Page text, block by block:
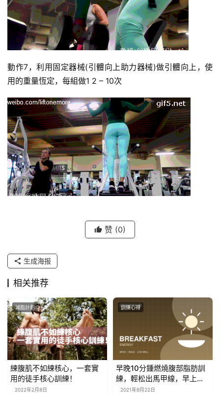
動作7，利用固定器械(引體向上助力器械)做引體向上，使
用的重量恆定，每組做1 2 – 10次
赞 (0)
生成海报
相关推荐
減脂計劃
練腹肌不如練核心，一套實
用的徒手核心訓練！
2022年2月8日
訓練心得
早晚10分鍾燃燒腹部脂肪訓
練，輕松出馬甲線，早上精
神晚上睡得香
2021年9月22日